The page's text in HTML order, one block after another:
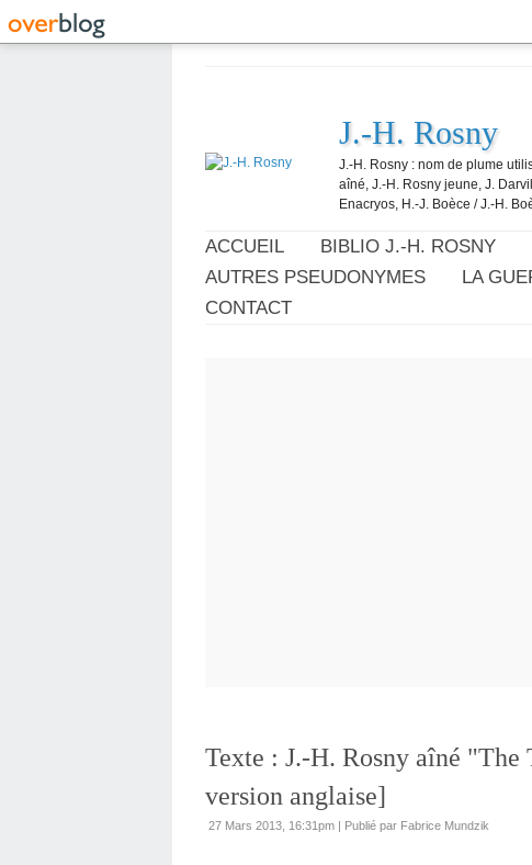
J.-H. Rosny
J.-H. Rosny : nom de plume
aîné, J.-H. Rosny jeune, J.
Enacryos, H.-J. Boèce / J.-H.
ACCUEIL BIBLIO J.-H. ROSNY
AUTRES PSEUDONYMES
LA
CONTACT
Texte : J.-H. Rosny aîné
version anglaise]
27 Mars 2013, 16:31pm | Publié par Fabrice Mundzik